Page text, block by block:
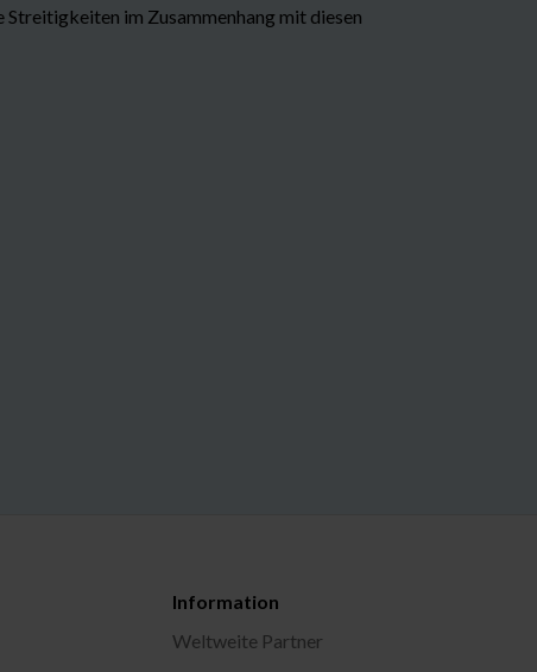
im Zusammenhang mit diesen
Information
Weltweite Partner